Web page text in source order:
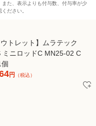
た、表示よりも付与数、付与率が少
ださい。
ウトレット】ムラテック
ミニロッドC MN25-02 C
個
円 （税込）